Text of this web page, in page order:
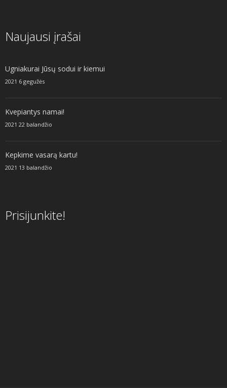
Naujausi įrašai
Ugniakurai Jūsų sodui ir kiemui
2021 6 gegužės
Kvepiantys namai!
2021 22 balandžio
Kepkime vasarą kartu!
2021 13 balandžio
Prisijunkite!